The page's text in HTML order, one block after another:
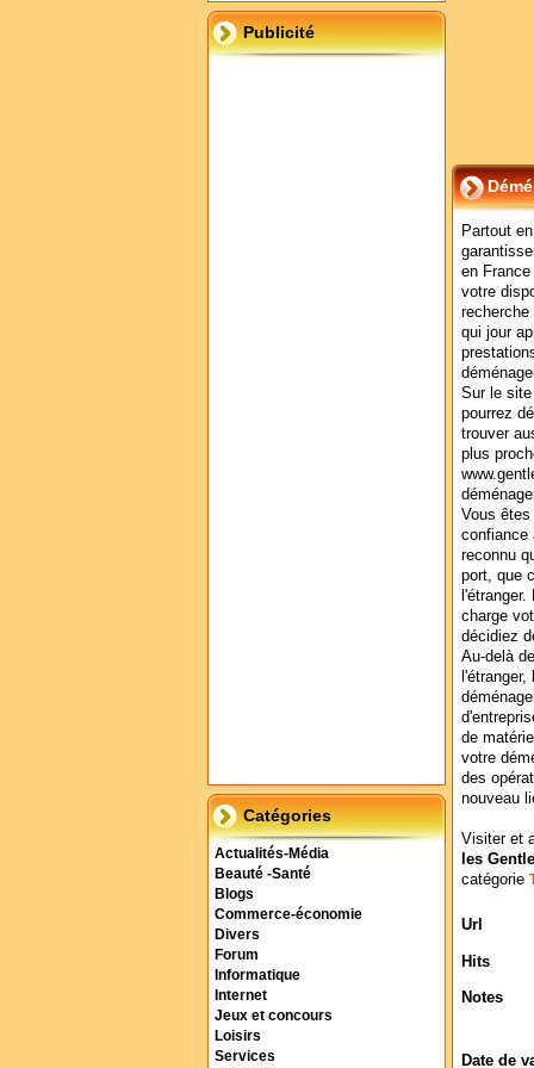
Publicité
Catégories
Actualités-Média
Beauté -Santé
Blogs
Commerce-économie
Divers
Forum
Informatique
Internet
Jeux et concours
Loisirs
Services
Partout
en
votre
qui jour
Sur le
pourrez
trouver
plus
Vous
confiance
reconnu
port, que
charge
décidiez
Au-delà
de
votre
des
nouveau
Visiter et
les
catégorie
Url
Hits
Notes
Date de